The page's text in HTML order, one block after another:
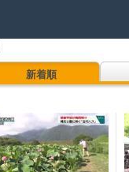
新着順